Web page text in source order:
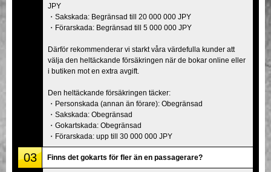
JPY
・Sakskada: Begränsad till 20 000 000 JPY
・Förarskada: Begränsad till 5 000 000 JPY
Därför rekommenderar vi starkt våra värdefulla kunder att
välja den heltäckande försäkringen när de bokar online eller
i butiken mot en extra avgift.
Den heltäckande försäkringen täcker:
・Personskada (annan än förare): Obegränsad
・Sakskada: Obegränsad
・Gokartskada: Obegränsad
・Förarskada: upp till 30 000 000 JPY
03 Finns det gokarts för fler än en passagerare?